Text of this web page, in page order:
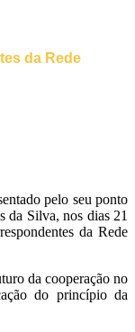
da Rede
pelo seu ponto
da Silva, nos dias 21
da Rede
da cooperação no
do princípio da